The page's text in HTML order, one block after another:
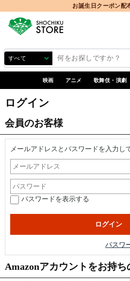
お誕生日クーポン配
映画 アニメ 歌舞伎・演劇
ログイン
会員のお客様
メールアドレスとパスワードを入力し
パスワードを表示する
パスワ
Amazonアカウントをお持ち